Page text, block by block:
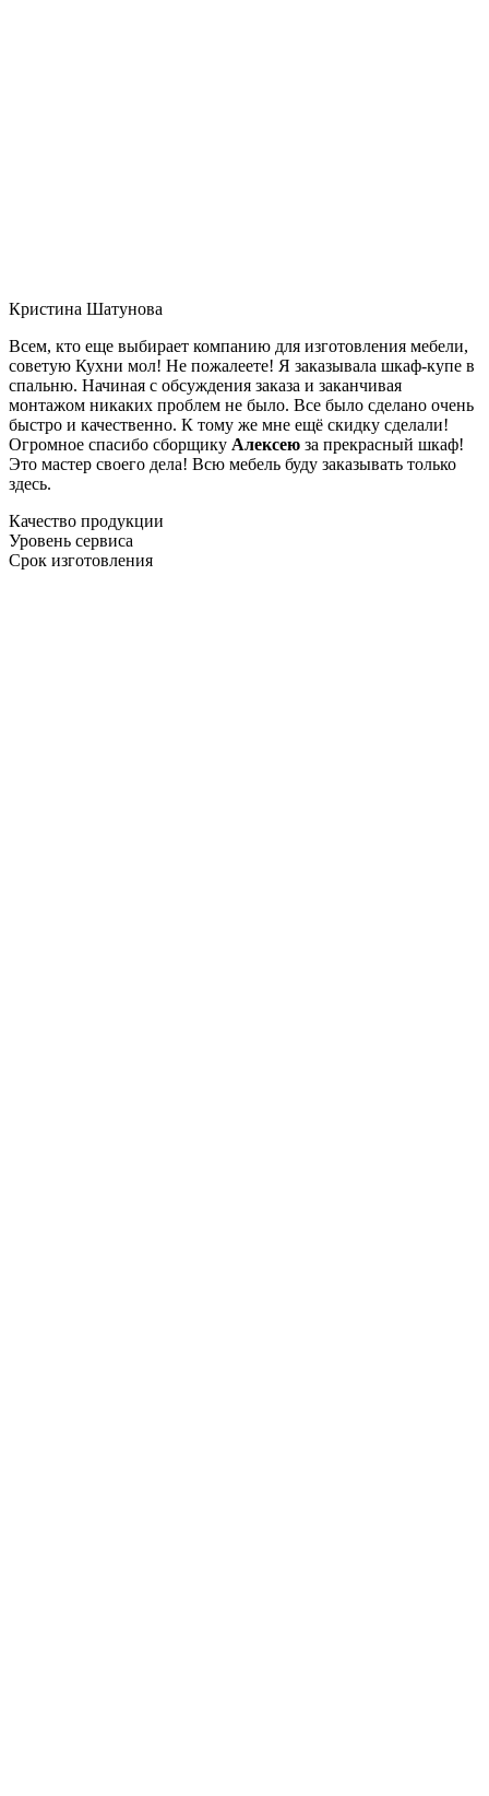
Кристина Шатунова
Всем, кто еще выбирает компанию для изготовления мебели,
советую Кухни мол! Не пожалеете! Я заказывала шкаф-купе в
спальню. Начиная с обсуждения заказа и заканчивая
монтажом никаких проблем не было. Все было сделано очень
быстро и качественно. К тому же мне ещё скидку сделали!
Огромное спасибо сборщику Алексею за прекрасный шкаф!
Это мастер своего дела! Всю мебель буду заказывать только
здесь.
Качество продукции
Уровень сервиса
Срок изготовления